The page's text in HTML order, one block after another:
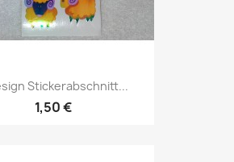
Stickerabschnitt...
1,50 €